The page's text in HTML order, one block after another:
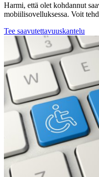
Harmi, että olet kohdannut
mobiilisovelluksessa. Voit
Tee saavutettavuuskantelu